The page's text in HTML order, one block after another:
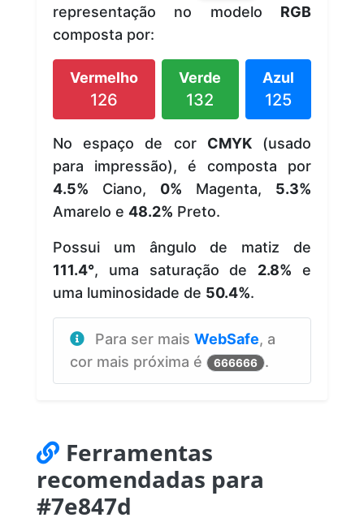
representação no modelo RGB
composta por:
Vermelho
126
Verde
132
Azul
125
No espaço de cor CMYK(usado
para impressão), é composta por
4.5% Ciano, 0% Magenta, 5.3%
Amarelo e 48.2% Preto.
Possui um ângulo de matiz de
111.4°, uma saturação de 2.8% e
uma luminosidade de 50.4%.
Para ser mais WebSafe, a
cor mais próxima é
666666 .
Ferramentas
recomendadas para
#7e847d